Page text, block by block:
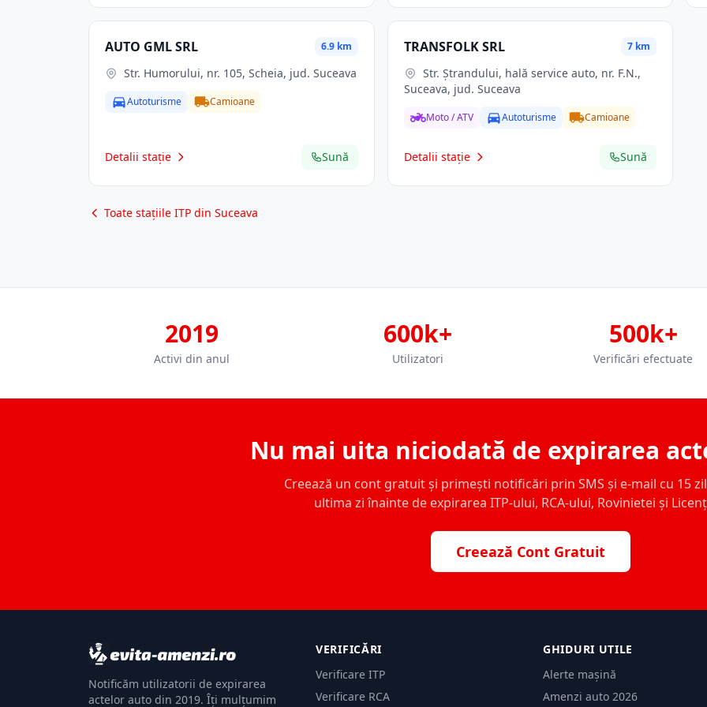
AUTO GML SRL 6.9 km
Str. Humorului, nr. 105, Scheia, jud. Suceava
Autoturisme Camioane
Detalii stație Sună
TRANSFOLK SRL 7 km
Suceava, jud. Suceava
Moto / ATV Autoturisme Camioane
Detalii stație Sună
Toate stațiile ITP din Suceava
2019
Activi din anul
600k+
Utilizatori
500k+
Verificări efectuate
Nu mai uita niciodată de expirarea
Creează un cont gratuit și primești notificări prin SMS și e-mail cu 15
ultima zi înainte de expirarea ITP-ului, RCA-ului, Rovinietei și
Creează Cont Gratuit
Notificăm utilizatorii de expirarea
actelor auto din 2019. Îți mulțumim
VERIFICĂRI
Verificare ITP
Verificare RCA
GHIDURI UTILE
Alerte mașină
Amenzi auto 2026